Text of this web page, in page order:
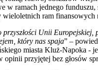
w ramach jednego funduszu,
wieloletnich ram finansowych
przyszłości Unii Europejskiej,
który nas spaja” –
miasta Kluż-Napoka -
opinii przyjętej bez głosów